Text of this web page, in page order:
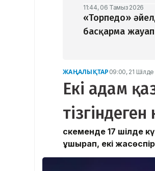
11:44, 06 Тамыз 2026
«Торпедо»
басқарма жауап
ЖАҢАЛЫҚТАР 09:00, 21
Екі адам
Өскеменде 17 шілде
ұшырап, екі